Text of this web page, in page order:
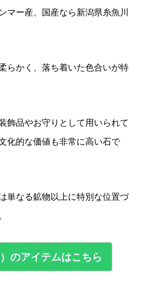
マー産、国産なら新潟県糸魚川
らかく、落ち着いた色合いが特
飾品やお守りとして用いられて
化的な価値も非常に高い石で
単なる鉱物以上に特別な位置づ
のアイテムはこちら